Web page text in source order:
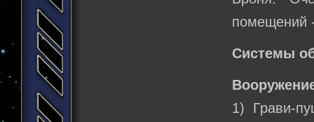
помещений
Системы
1) Грави-